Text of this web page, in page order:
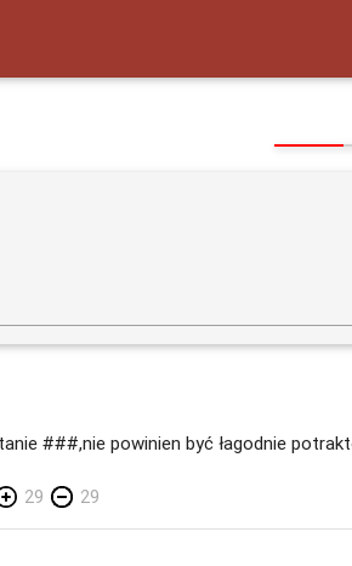
###,nie powinien być łagodnie
29 29